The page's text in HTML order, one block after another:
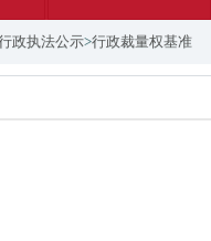
政执法公示>行政裁量权基准